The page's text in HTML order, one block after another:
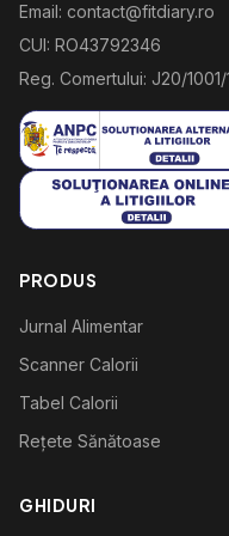
Email: contact@fitdiary.ro
CUI: RO43792346
Reg. Comertului: J20/
PRODUS
Jurnal Alimentar
Scanner Calorii
Tabel Calorii
Rețete Sănătoase
GHIDURI